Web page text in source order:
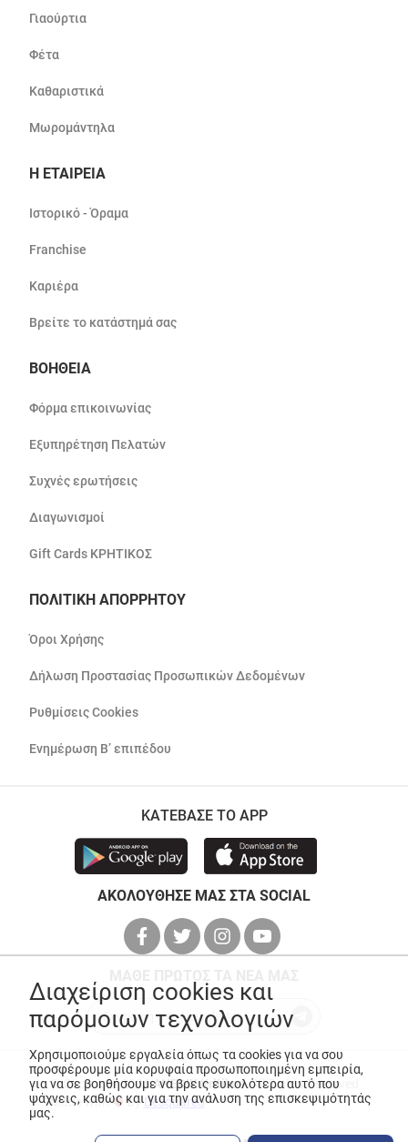
Γιαούρτια
Φέτα
Καθαριστικά
Μωρομάντηλα
Η ΕΤΑΙΡΕΙΑ
Ιστορικό - Όραμα
Franchise
Καριέρα
Βρείτε το κατάστημά σας
ΒΟΗΘΕΙΑ
Φόρμα επικοινωνίας
Εξυπηρέτηση Πελατών
Συχνές ερωτήσεις
Διαγωνισμοί
Gift Cards ΚΡΗΤΙΚΟΣ
ΠΟΛΙΤΙΚΗ ΑΠΟΡΡΗΤΟΥ
Όροι Χρήσης
Δήλωση Προστασίας Προσωπικών Δεδομένων
Ρυθμίσεις Cookies
Ενημέρωση Β’ επιπέδου
ΚΑΤΕΒΑΣΕ ΤΟ APP
ΑΚΟΛΟΥΘΗΣΕ ΜΑΣ ΣΤΑ SOCIAL
© Copyright 2026ANEDIK Kritikos. All Rights Reserved
Made with
byDesquared
Διαχείριση cookies και
παρόμοιων τεχνολογιών
Χρησιμοποιούμε εργαλεία όπως τα cookies για να σου
προσφέρουμε μία κορυφαία προσωποποιημένη εμπειρία,
για να σε βοηθήσουμε να βρεις ευκολότερα αυτό που
ψάχνεις, καθώς και για την ανάλυση της επισκεψιμότητάς
μας.